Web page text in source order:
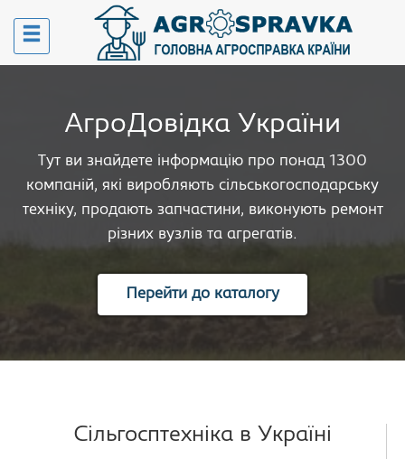
АгроДовідка України
Тут ви знайдете інформацію про понад 1300
компаній, які виробляють сільськогосподарську
техніку, продають запчастини, виконують ремонт
різних вузлів та агрегатів.
Перейти до каталогу
Сільгосптехніка в Україні